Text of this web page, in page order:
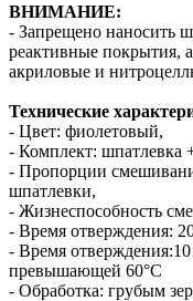
ВНИМАНИЕ:
- Запрещено наносить
реактивные покрытия,
акриловые и
Технические
- Цвет: фиолетовый,
- Комплект: шпатлевка
- Пропорции
шпатлевки,
- Жизнеспособность
- Время отверждения:
- Время
превышающей 60°C
- Обработка: грубым